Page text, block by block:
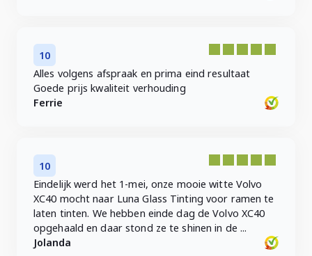
10
Alles volgens afspraak en prima eind resultaat
Goede prijs kwaliteit verhouding
Ferrie
10
Eindelijk werd het 1-mei, onze mooie witte Volvo
XC40 mocht naar Luna Glass Tinting voor ramen te
laten tinten. We hebben einde dag de Volvo XC40
opgehaald en daar stond ze te shinen in de ...
Jolanda